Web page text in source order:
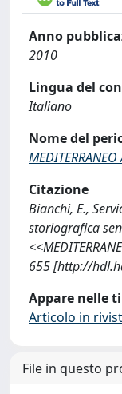
Anno
2010
Lingua del
Italiano
Nome del
MEDITERRANEO
Citazione
Bianchi, E.,
storiografica
655 [http://
Appare nelle
Articolo in
File in questo